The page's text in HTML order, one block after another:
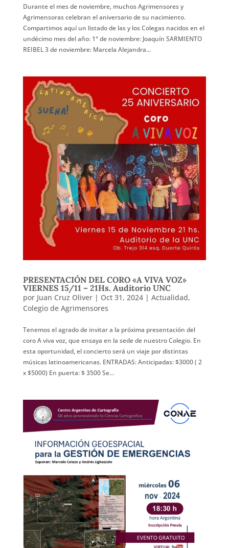
Durante el mes de noviembre, muchos Agrimensores y
Agrimensoras celebran el aniversario de su nacimiento.
Compartimos aquí un listado de las y los Colegas nacidos en el
undécimo mes del año: 1° de noviembre: Joaquín SARMIENTO
REIBEL 3 de noviembre: Marcela Alejandra...
PRESENTACIÓN DEL CORO «A VIVA VOZ»
VIERNES 15/11 – 21Hs. Auditorio UNC
por Juan Cruz Oliver| Oct 31, 2024| Actualidad,
Colegio de Agrimensores
Tenemos el agrado de invitar a la próxima presentación del
coro A viva voz, que ensaya en la sede de nuestro Colegio. En
esta oportunidad, el concierto será un viaje por distintas
músicas latinoamericanas. ENTRADAS: Anticipadas: $3000 ( 2
x $5000) En puerta: $ 3500 Se...